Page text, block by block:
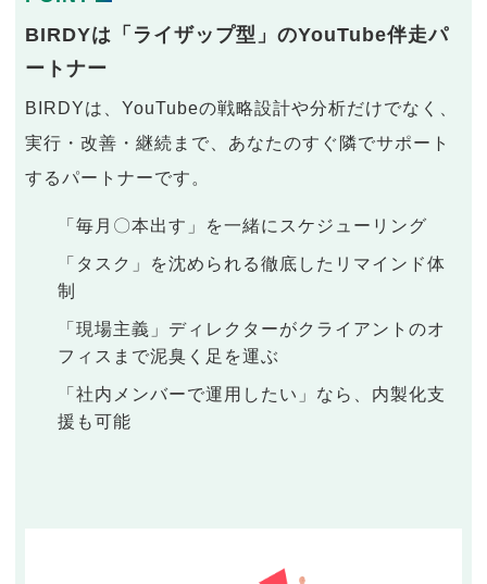
BIRDYは「ライザップ型」のYouTube伴走パ
ートナー
BIRDYは、YouTubeの戦略設計や分析だけでなく、
実行・改善・継続まで、あなたのすぐ隣でサポート
するパートナーです。
「毎月〇本出す」を一緒にスケジューリング
「タスク」を沈められる徹底したリマインド体
制
「現場主義」ディレクターがクライアントのオ
フィスまで泥臭く足を運ぶ
「社内メンバーで運用したい」なら、内製化支
援も可能